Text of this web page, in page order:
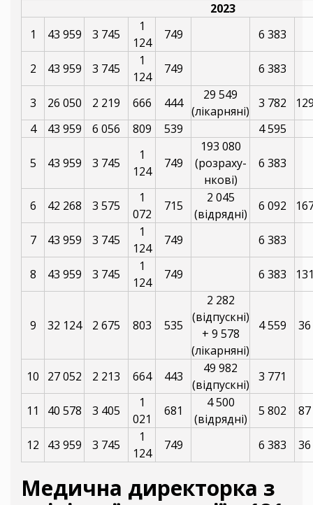
2023
1
43 959 3 745
1
124
749 6 383
2 43 959 3 745
1
124
749 6 383
3 26 050 2 219 666 444
29 549
(лікарняні)
3 782
4
43 959 6 056 809 539 4 595
5 43 959 3 745
1
124
749
193 080
(розраху-
нкові)
6 383
6 42 268 3 575
1
072
715
2 045
(відрядні)
6 092
7 43 959 3 745
1
124
749 6 383
8 43 959 3 745
1
124
749 6 383
9 32 124 2 675 803 535
2 282
(відпускні)
+ 9 578
(лікарняні)
4 559
10 27 052 2 213 664 443
49 982
(відпускні)
3 771
11 40 578 3 405
1
021
681
4 500
(відрядні)
5 802
12 43 959 3 745
1
124
749 6 383
Медична директорка з